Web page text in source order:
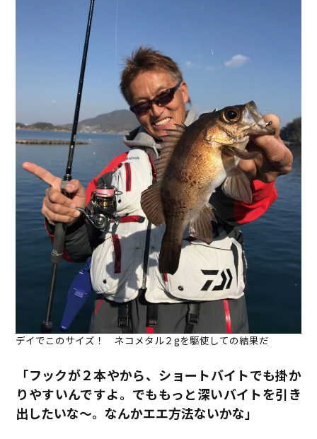
デイでこのサイズ！ ネコメタル２gを駆使しての結果だ
「フックが２本やから、ショートバイトでも掛か
りやすいんですよ。でももっと深いバイトを引き
出したいな〜。なんかエエ方法ないかな」